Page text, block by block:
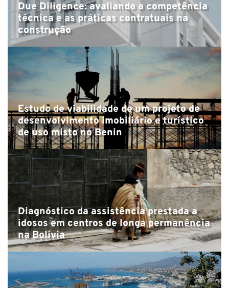
Due Diligence: avaliando a competência
técnica e as práticas contratuais na
construção
Estudo de viabilidade de um projeto de
desenvolvimento imobiliário e turístico
de uso misto no Benin
Diagnóstico da assistência prestada a
idosos em centros de longa permanência
na Bolívia